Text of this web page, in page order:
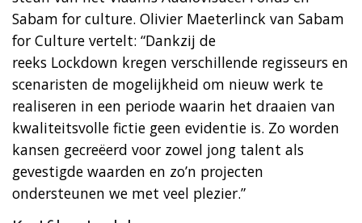
Sabam for culture. Olivier Maeterlinck van Sabam
for Culture vertelt: “Dankzij de
reeks Lockdown kregen verschillende regisseurs en
scenaristen de mogelijkheid om nieuw werk te
realiseren in een periode waarin het draaien van
kwaliteitsvolle fictie geen evidentie is. Zo worden
kansen gecreëerd voor zowel jong talent als
gevestigde waarden en zo’n projecten
ondersteunen we met veel plezier.”